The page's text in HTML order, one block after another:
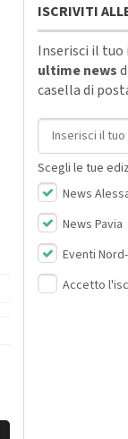
ISCRIVITI
Inserisci il tuo
ultime news
casella di
Indirizzo
Scegli le tue
News
News Pavia
Eventi
Accetto